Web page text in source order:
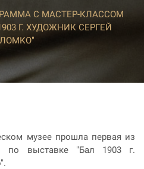
С МАСТЕР-КЛАССОМ
Г. ХУДОЖНИК СЕРГЕЙ
музее прошла первая из
по выставке "Бал 1903 г.